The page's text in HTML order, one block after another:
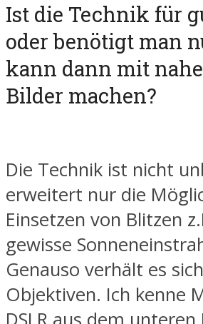
Ist die Technik für
oder benötigt man
kann dann mit
Bilder machen?
Die Technik ist nicht
erweitert nur die
Einsetzen von Blitzen
gewisse
Genauso verhält es
Objektiven. Ich kenne